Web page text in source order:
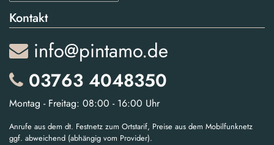
Kontakt
info@pintamo.de
03763 4048350
Montag - Freitag: 08:00 - 16:00 Uhr
Anrufe aus dem dt. Festnetz zum Ortstarif, Preise aus dem Mobilfunknetz
ggf. abweichend (abhängig vom Provider).